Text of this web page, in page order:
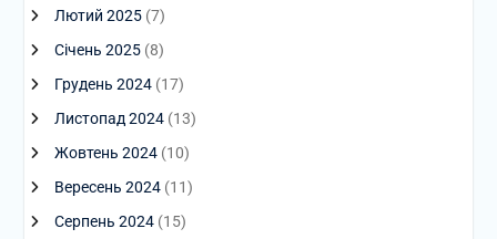
Лютий 2025(7)
Січень 2025(8)
Грудень 2024(17)
Листопад 2024(13)
Жовтень 2024(10)
Вересень 2024(11)
Серпень 2024(15)